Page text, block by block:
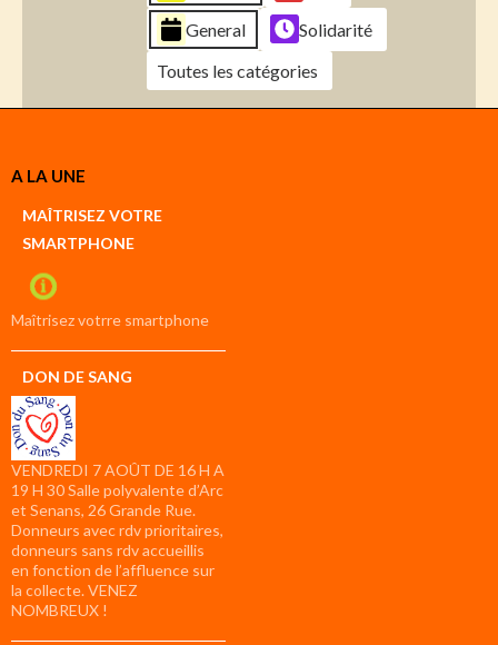
General
Solidarité
Toutes les catégories
Créer
compte
compte
A LA UNE
MAÎTRISEZ VOTRE
SMARTPHONE
Maîtrisez votrre smartphone
DON DE SANG
VENDREDI 7 AOÛT DE 16 H A
19 H 30 Salle polyvalente d’Arc
et Senans, 26 Grande Rue.
Donneurs avec rdv prioritaires,
donneurs sans rdv accueillis
en fonction de l’affluence sur
la collecte. VENEZ
NOMBREUX !